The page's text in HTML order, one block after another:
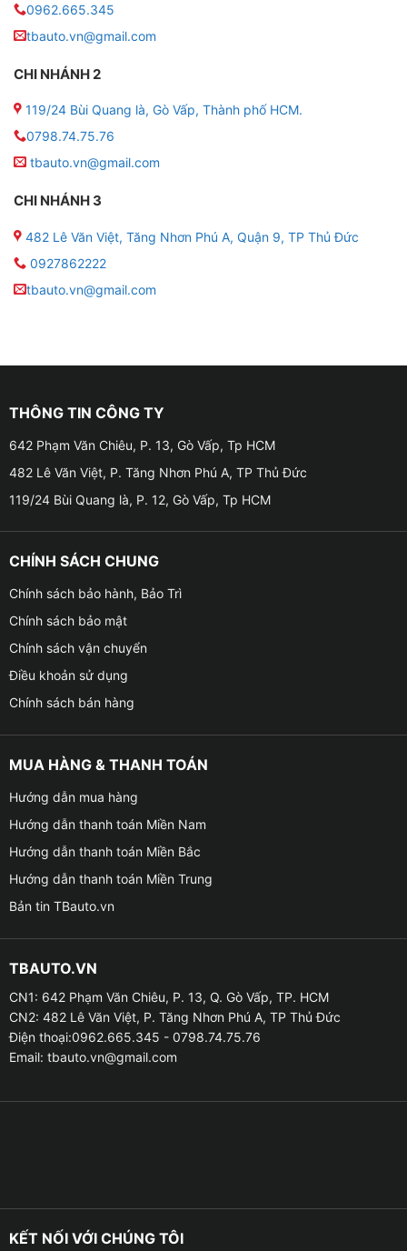
0962.665.345
tbauto.vn@gmail.com
CHI NHÁNH 2
119/24 Bùi Quang là, Gò Vấp, Thành phố HCM.
0798.74.75.76
tbauto.vn@gmail.com
CHI NHÁNH 3
482 Lê Văn Việt, Tăng Nhơn Phú A, Quận 9, TP Thủ Đức
0927862222
tbauto.vn@gmail.com
THÔNG TIN CÔNG TY
642 Phạm Văn Chiêu, P. 13, Gò Vấp, Tp HCM
482 Lê Văn Việt, P. Tăng Nhơn Phú A, TP Thủ Đức
119/24 Bùi Quang là, P. 12, Gò Vấp, Tp HCM
CHÍNH SÁCH CHUNG
Chính sách bảo hành, Bảo Trì
Chính sách bảo mật
Chính sách vận chuyển
Điều khoản sử dụng
Chính sách bán hàng
MUA HÀNG & THANH TOÁN
Hướng dẫn mua hàng
Hướng dẫn thanh toán Miền Nam
Hướng dẫn thanh toán Miền Bắc
Hướng dẫn thanh toán Miền Trung
Bản tin TBauto.vn
TBAUTO.VN
CN1: 642 Phạm Văn Chiêu, P. 13, Q. Gò Vấp, TP. HCM
CN2: 482 Lê Văn Việt, P. Tăng Nhơn Phú A, TP Thủ Đức
Điện thoại:0962.665.345 - 0798.74.75.76
Email: tbauto.vn@gmail.com
KẾT NỐI VỚI CHÚNG TÔI